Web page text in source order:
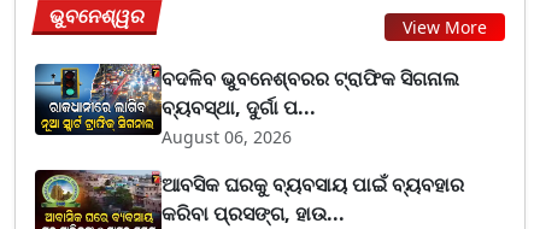
ଭୁବନେଶ୍ୱର View More
ବଦଳିବ ଭୁବନେଶ୍ବରର ଟ୍ରାଫିକ ସିଗନାଲ
ବ୍ୟବସ୍ଥା, ଦୁର୍ଗା ପ...
August 06, 2026
ଆବସିକ ଘରକୁ ବ୍ୟବସାୟ ପାଇଁ ବ୍ୟବହାର
କରିବା ପ୍ରସଙ୍ଗ, ହାଉ...